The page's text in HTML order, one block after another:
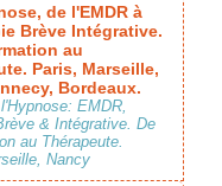
de l'EMDR à
Brève Intégrative.
au
Paris, Marseille,
Bordeaux.
EMDR,
& Intégrative. De
au Thérapeute.
Nancy